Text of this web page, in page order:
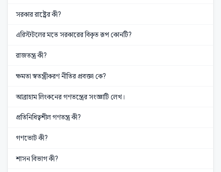
সরকার রাষ্ট্রের কী?
এরিস্টটলের মতে সরকারের বিকৃত রূপ কোনটি?
রাজতন্ত্র কী?
ক্ষমতা স্বতন্ত্রীকরণ নীতির প্রবক্তা কে?
আব্রাহাম লিংকনের গণতন্ত্রের সংজ্ঞাটি লেখ।
প্রতিনিধিত্বশীল গণতন্ত্র কী?
গণভোট কী?
শাসন বিভাগ কী?